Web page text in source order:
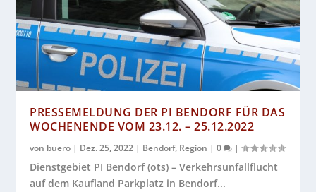
PRESSEMELDUNG DER PI BENDORF FÜR DAS
WOCHENENDE VOM 23.12. – 25.12.2022
von buero | Dez. 25, 2022 | Bendorf, Region |0 |
Dienstgebiet PI Bendorf (ots) – Verkehrsunfallflucht
auf dem Kaufland Parkplatz in Bendorf...